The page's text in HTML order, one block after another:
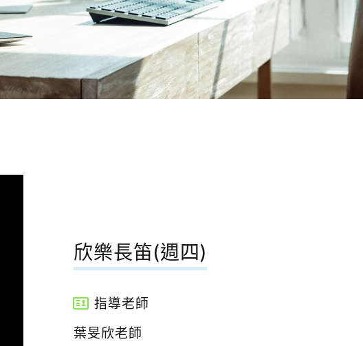
欣樂長笛(週四)
指導老師
葉旻欣老師